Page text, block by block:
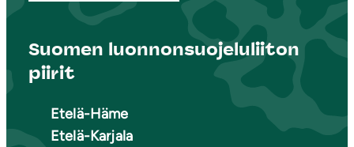
Suomen luonnonsuojeluliiton
piirit
Etelä-Häme
Etelä-Karjala